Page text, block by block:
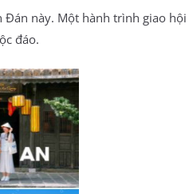
Đán này. Một hành trình giao hội
đáo.